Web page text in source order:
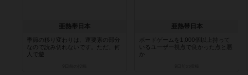
亜熱帯日本
季節の移り変わりは、運要素の部分
なので読み切れないです。ただ、何
人で遊...
亜熱帯日本
ボードゲームを1,000個以上持って
いるユーザー視点で良かった点と悪
か...